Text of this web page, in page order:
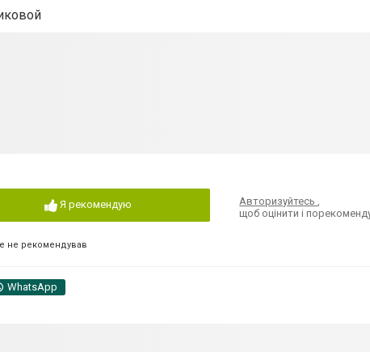
Я рекомендую
не рекомендував
Авторизуйтесь,
щоб оцінити і
WhatsApp